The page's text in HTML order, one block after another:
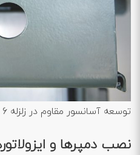
توسعه آسانسور مقاوم در زلزله 6
نصب دمپرها و